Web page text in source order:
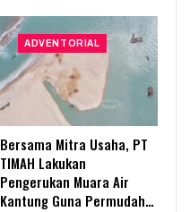
ADVENTORIAL
Bersama Mitra Usaha, PT
TIMAH Lakukan
Pengerukan Muara Air
Kantung Guna Permudah…